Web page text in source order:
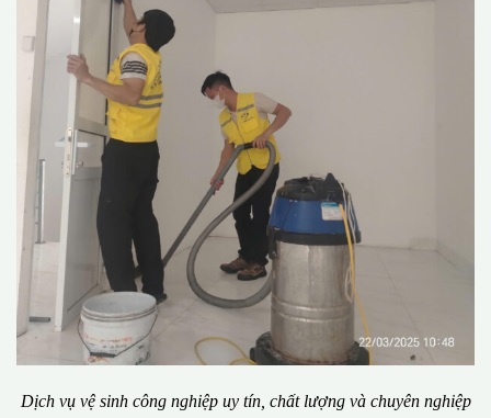
Dịch vụ vệ sinh công nghiệp uy tín, chất lượng và chuyên nghiệp